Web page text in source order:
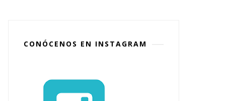
CONÓCENOS EN INSTAGRAM